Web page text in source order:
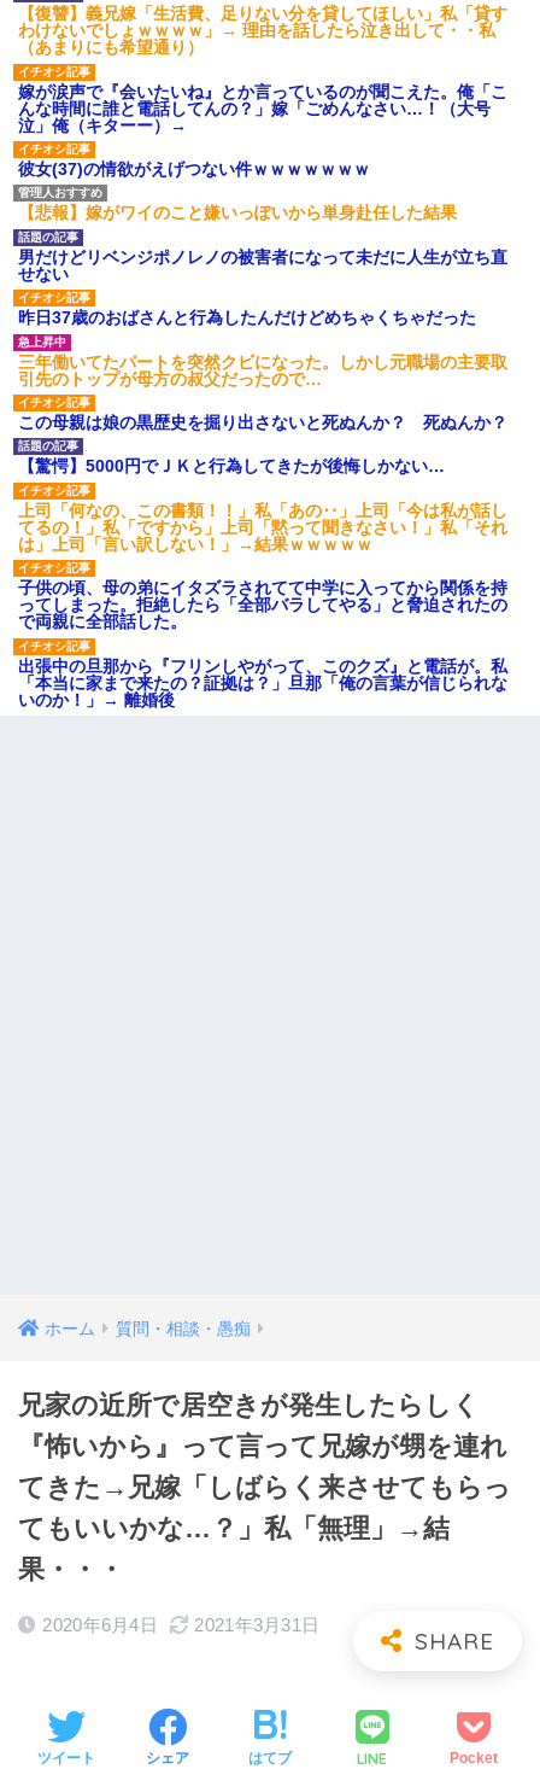
【復讐】義兄嫁「生活費、足りない分を貸してほしい」私「貸す
わけないでしょｗｗｗｗ」→ 理由を話したら泣き出して・・私
（あまりにも希望通り）
嫁が涙声で『会いたいね』とか言っているのが聞こえた。俺「こ
んな時間に誰と電話してんの？」嫁「ごめんなさい…！（大号
泣」俺（キターー）→
彼女(37)の情欲がえげつない件ｗｗｗｗｗｗｗ
【悲報】嫁がワイのこと嫌いっぽいから単身赴任した結果
男だけどリベンジポノレノの被害者になって未だに人生が立ち直
せない
昨日37歳のおばさんと行為したんだけどめちゃくちゃだった
三年働いてたパートを突然クビになった。しかし元職場の主要取
引先のトップが母方の叔父だったので…
この母親は娘の黒歴史を掘り出さないと死ぬんか？ 死ぬんか？
【驚愕】5000円でＪＫと行為してきたが後悔しかない…
上司「何なの、この書類！！」私「あの‥」上司「今は私が話し
てるの！」私「ですから」上司「黙って聞きなさい！」私「それ
は」上司「言い訳しない！」→結果ｗｗｗｗｗ
子供の頃、母の弟にイタズラされてて中学に入ってから関係を持
ってしまった。拒絶したら「全部バラしてやる」と脅迫されたの
で両親に全部話した。
出張中の旦那から『フリンしやがって、このクズ』と電話が。私
「本当に家まで来たの？証拠は？」旦那「俺の言葉が信じられな
いのか！」→ 離婚後
ホーム 質問・相談・愚痴
兄家の近所で居空きが発生したらしく
『怖いから』って言って兄嫁が甥を連れ
てきた→兄嫁「しばらく来させてもらっ
てもいいかな…？」私「無理」→結
果・・・
2020年6月4日 2021年3月31日
ツイート シェア はてブ LINE Pocket